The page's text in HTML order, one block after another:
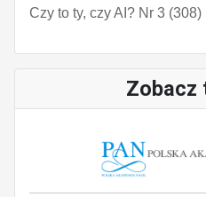
Czy to ty, czy AI? Nr 3
Zobacz